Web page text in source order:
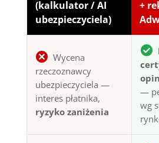
(kalkulator / AI
ubezpieczyciela)
+
Wycena
rzeczoznawcy
ubezpieczyciela —
interes płatnika,
ryzyko zaniżenia
—
wg